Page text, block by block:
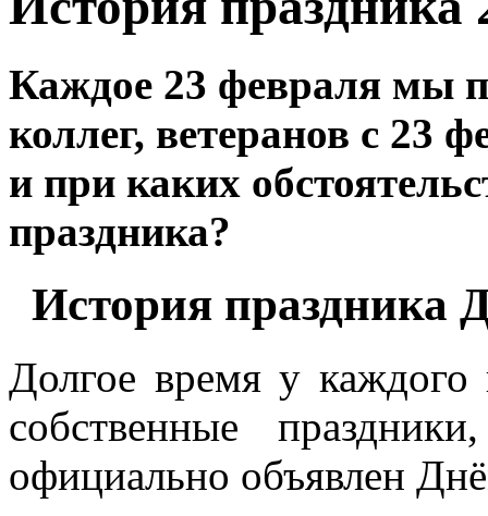
Каждое 23 февраля мы
коллег, ветеранов с 23
и при каких
праздника?
История праздника
Долгое время у
собственные
официально объявлен